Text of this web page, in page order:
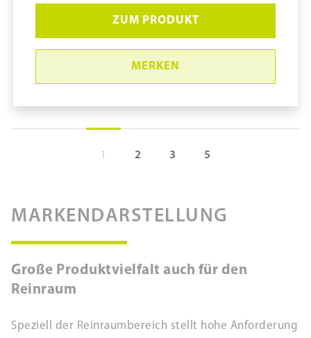
ZUM PRODUKT
MERKEN
Kombisaugdüse #323311A
Größe STK
Material Reinigungssysteme: Kunststoff
Breite in mm: 32 mm
1 2 3 5
MARKENDARSTELLUNG
Große Produktvielfalt auch für den
Reinraum
Speziell der Reinraumbereich stellt hohe Anforderung